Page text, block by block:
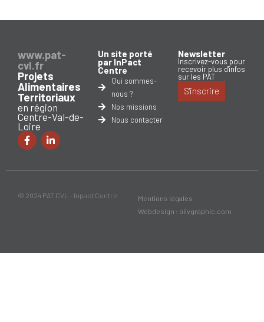
www.pat-
cvl.fr
Projets
Alimentaires
Territoriaux
en région
Centre-Val-de-
Loire
Un site porté
par InPact
Centre
Qui sommes-
nous ?
Nos missions
Nous contacter
Newsletter
Inscrivez-vous pour
recevoir plus d'infos
sur les PAT
S'inscrire
© 2024 PAT CVL - Inpact Centre
Mentions légales
Webdesign : olivgraphic.com